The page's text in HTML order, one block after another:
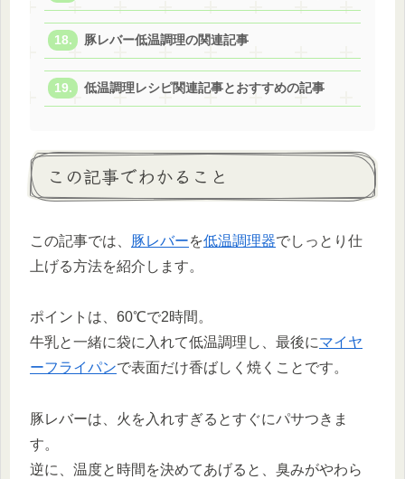
豚レバー低温調理の関連記事
低温調理レシピ関連記事とおすすめの記事
この記事でわかること
この記事では、 豚レバーを低温調理器でしっとり仕
上げる方法を紹介します。
ポイントは、60℃で2時間。
牛乳と一緒に袋に入れて低温調理し、最後にマイヤ
ーフライパンで表面だけ香ばしく焼くことです。
豚レバーは、火を入れすぎるとすぐにパサつきま
す。
逆に、温度と時間を決めてあげると、臭みがやわら